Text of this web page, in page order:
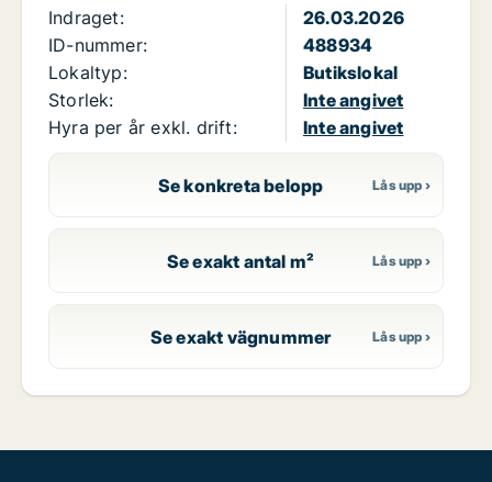
Indraget:
26.03.2026
ID-nummer:
488934
Lokaltyp:
Butikslokal
Storlek:
Inte angivet
Hyra per år exkl. drift:
Inte angivet
Se konkreta belopp
Se exakt antal m²
Se exakt vägnummer